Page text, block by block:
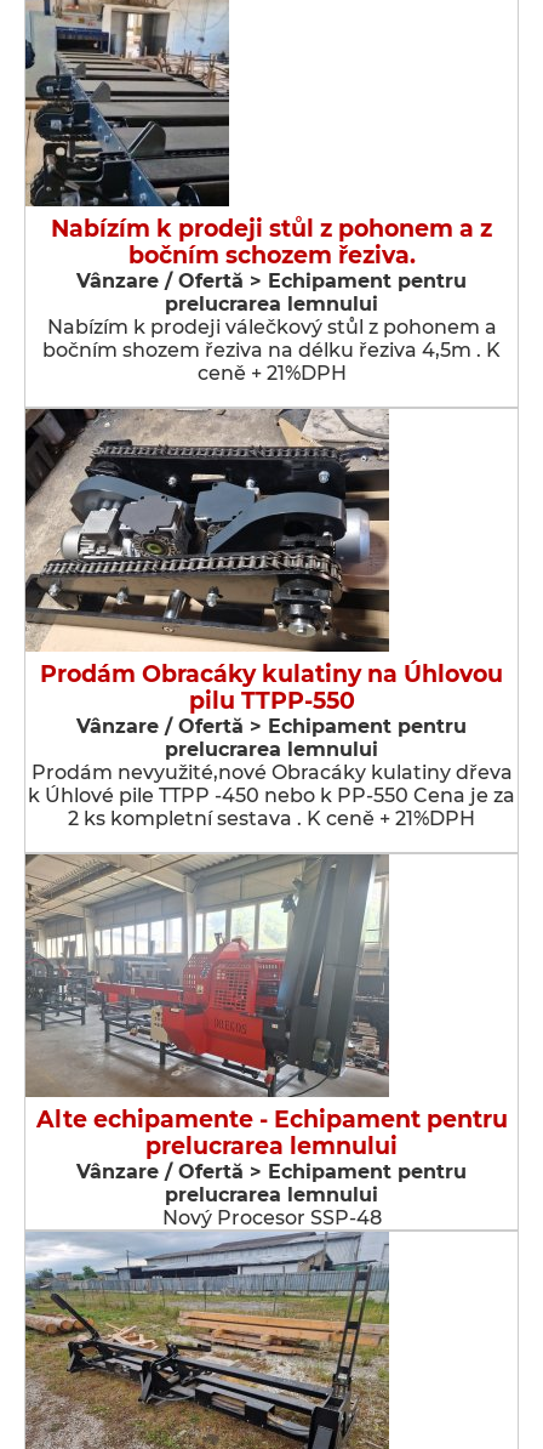
Nabízím k prodeji stůl z pohonem a z
bočním schozem řeziva.
Vânzare / Ofertă > Echipament pentru
prelucrarea lemnului
Nabízím k prodeji válečkový stůl z pohonem a
bočním shozem řeziva na délku řeziva 4,5m . K
ceně + 21%DPH
Prodám Obracáky kulatiny na Úhlovou
pilu TTPP-550
Vânzare / Ofertă > Echipament pentru
prelucrarea lemnului
Prodám nevyužité,nové Obracáky kulatiny dřeva
k Úhlové pile TTPP -450 nebo k PP-550 Cena je za
2 ks kompletní sestava . K ceně + 21%DPH
Alte echipamente - Echipament pentru
prelucrarea lemnului
Vânzare / Ofertă > Echipament pentru
prelucrarea lemnului
Nový Procesor SSP-48